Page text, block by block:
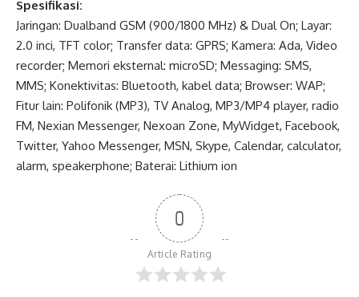
Spesifikasi:
Jaringan: Dualband GSM (900/1800 MHz) & Dual On; Layar:
2.0 inci, TFT color; Transfer data: GPRS; Kamera: Ada, Video
recorder; Memori eksternal: microSD; Messaging: SMS,
MMS; Konektivitas: Bluetooth, kabel data; Browser: WAP;
Fitur lain: Polifonik (MP3), TV Analog, MP3/MP4 player, radio
FM, Nexian Messenger, Nexoan Zone, MyWidget, Facebook,
Twitter, Yahoo Messenger, MSN, Skype, Calendar, calculator,
alarm, speakerphone; Baterai: Lithium ion
0
Article Rating